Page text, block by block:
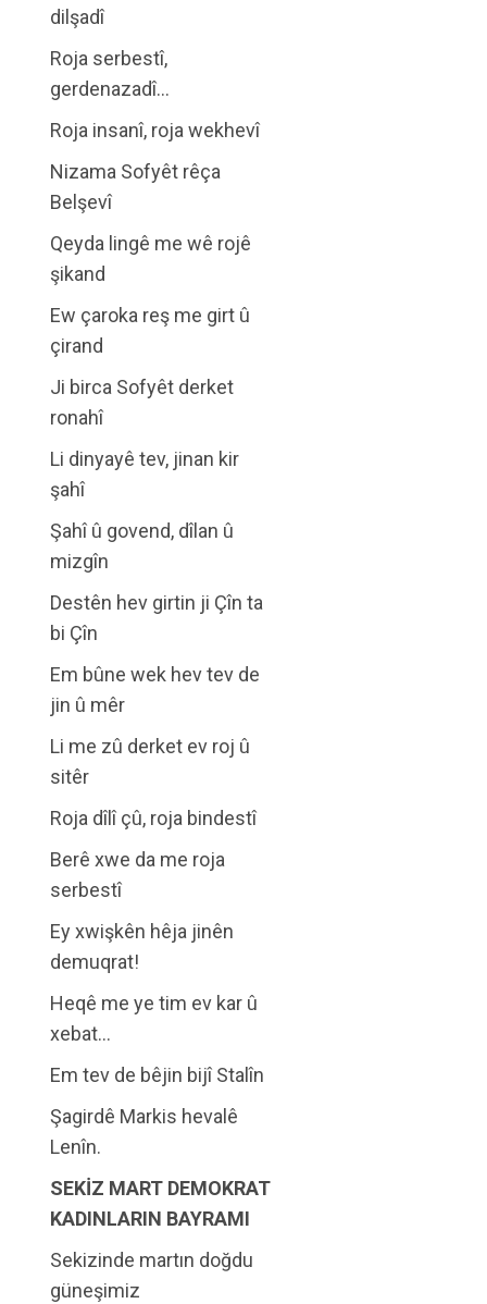
dilşadî
Roja serbestî,
gerdenazadî…
Roja insanî, roja wekhevî
Nizama Sofyêt rêça
Belşevî
Qeyda lingê me wê rojê
şikand
Ew çaroka reş me girt û
çirand
Ji birca Sofyêt derket
ronahî
Li dinyayê tev, jinan kir
şahî
Şahî û govend, dîlan û
mizgîn
Destên hev girtin ji Çîn ta
bi Çîn
Em bûne wek hev tev de
jin û mêr
Li me zû derket ev roj û
sitêr
Roja dîlî çû, roja bindestî
Berê xwe da me roja
serbestî
Ey xwişkên hêja jinên
demuqrat!
Heqê me ye tim ev kar û
xebat…
Em tev de bêjin bijî Stalîn
Şagirdê Markis hevalê
Lenîn.
SEKİZ MART DEMOKRAT
KADINLARIN BAYRAMI
Sekizinde martın doğdu
güneşimiz